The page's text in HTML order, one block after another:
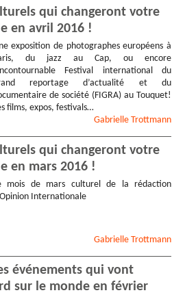
qui changeront votre
en avril 2016 !
exposition de photographes européens à
du jazz au Cap, ou encore
Festival international du
reportage d’actualité et du
de société (FIGRA) au Touquet!
films, expos, festivals…
Gabrielle Trottmann
qui changeront votre
en mars 2016 !
mois de mars culturel de la rédaction
Internationale
Gabrielle Trottmann
événements qui vont
sur le monde en février